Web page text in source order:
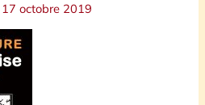
17 octobre 2019